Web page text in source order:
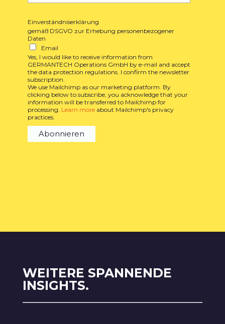
Einverständniserklärung
gemäß DSGVO zur Erhebung personenbezogener
Daten
Email
Yes, I would like to receive information from
GERMANTECH Operations GmbH by e-mail and accept
the data protection regulations. I confirm the newsletter
subscription.
We use Mailchimp as our marketing platform. By
clicking below to subscribe, you acknowledge that your
information will be transferred to Mailchimp for
processing. Learn more about Mailchimp's privacy
practices.
WEITERE SPANNENDE
INSIGHTS.